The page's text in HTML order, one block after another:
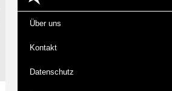
Über uns
Kontakt
Datenschutz